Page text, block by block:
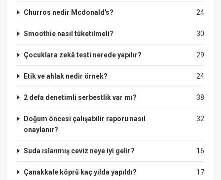
24
Churros nedir Mcdonald's?
30
Smoothie nasıl tüketilmeli?
29
Çocuklara zekâ testi nerede yapılır?
24
Etik ve ahlak nedir örnek?
38
2 defa denetimli serbestlik var mı?
32
Doğum öncesi çalışabilir raporu nasıl
onaylanır?
16
Suda ıslanmış ceviz neye iyi gelir?
17
Çanakkale köprü kaç yılda yapıldı?